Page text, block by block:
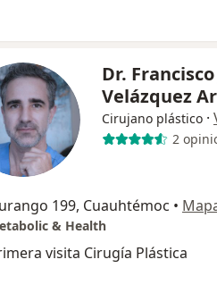
Dr.
Velázquez
Cirujano plástico ·
2
199, Cuauhtémoc •
& Health
visita Cirugía Plástica